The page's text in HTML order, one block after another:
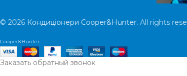
© 2026 Кондиціонери Cooper&Hunter. All rights
Cooper&Hunter
Заказать обратный звонок